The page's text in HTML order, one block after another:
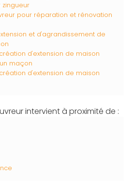
zingueur
pour réparation et rénovation
et d'agrandissement de
d'extension de maison
maçon
d'extension de maison
intervient à proximité de :